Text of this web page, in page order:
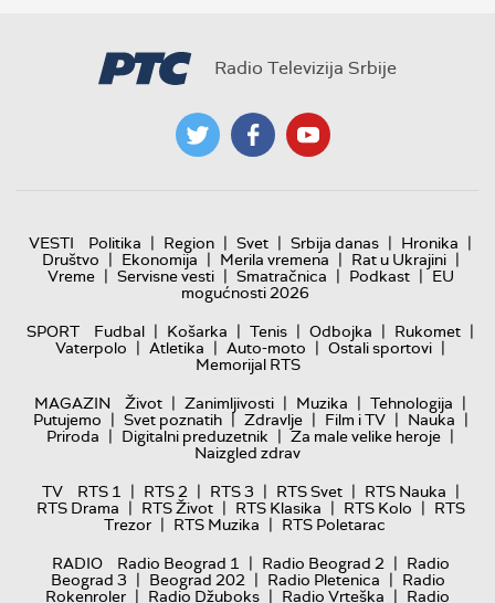
Radio Televizija Srbije
VESTI Politika | Region | Svet | Srbija danas | Hronika |
Društvo | Ekonomija | Merila vremena | Rat u Ukrajini |
Vreme | Servisne vesti | Smatračnica | Podkast | EU
mogućnosti 2026
SPORT
Fudbal | Košarka | Tenis | Odbojka | Rukomet |
Vaterpolo | Atletika | Auto-moto | Ostali sportovi |
Memorijal RTS
MAGAZIN
Život | Zanimljivosti | Muzika | Tehnologija |
Putujemo | Svet poznatih | Zdravlje | Film i TV | Nauka |
Priroda | Digitalni preduzetnik | Za male velike heroje |
Naizgled zdrav
TV
RTS 1 | RTS 2 | RTS 3 | RTS Svet | RTS Nauka |
RTS Drama | RTS Život | RTS Klasika | RTS Kolo | RTS
Trezor | RTS Muzika | RTS Poletarac
RADIO
Radio Beograd 1 | Radio Beograd 2 | Radio
Beograd 3 | Beograd 202 | Radio Pletenica | Radio
Rokenroler | Radio Džuboks | Radio Vrteška | Radio